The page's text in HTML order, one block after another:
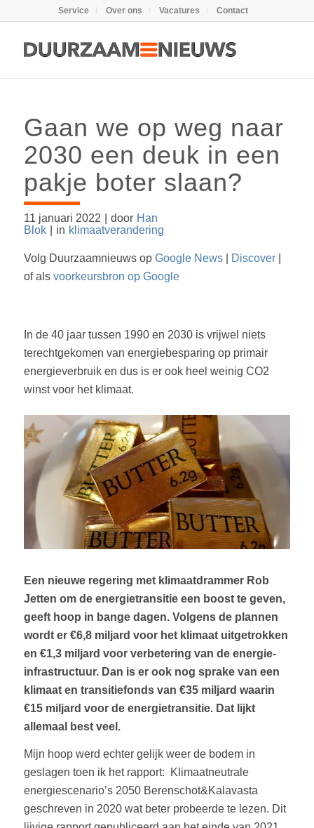
Service Over ons Vacatures Contact
Gaan we op weg naar
2030 een deuk in een
pakje boter slaan?
11 januari 2022 door Han
Blok
in klimaatverandering
Volg Duurzaamnieuws op Google News| Discover|
of als voorkeursbron op Google
In de 40 jaar tussen 1990 en 2030 is vrijwel niets
terechtgekomen van energiebesparing op primair
energieverbruik en dus is er ook heel weinig CO2
winst voor het klimaat.
Een nieuwe regering met klimaatdrammer Rob
Jetten om de energietransitie een boost te geven,
geeft hoop in bange dagen. Volgens de plannen
wordt er €6,8 miljard voor het klimaat uitgetrokken
en €1,3 miljard voor verbetering van de energie-
infrastructuur. Dan is er ook nog sprake van een
klimaat en transitiefonds van €35 miljard waarin
€15 miljard voor de energietransitie. Dat lijkt
allemaal best veel.
Mijn hoop werd echter gelijk weer de bodem in
geslagen toen ik het rapport: Klimaatneutrale
energiescenario’s 2050 Berenschot&Kalavasta
geschreven in 2020 wat beter probeerde te lezen. Dit